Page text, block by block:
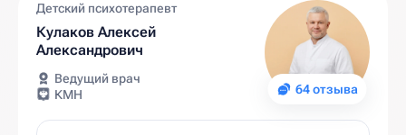
64 отзыва
Детский психотерапевт
Кулаков Алексей
Александрович
Ведущий врач
КМН